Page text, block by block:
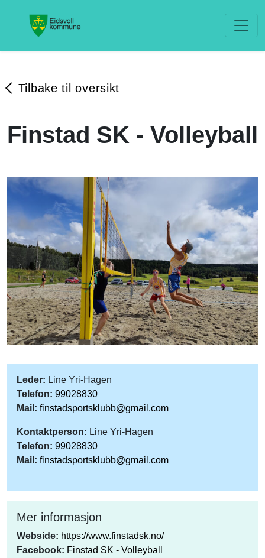
Tilbake til oversikt
Finstad SK - Volleyball
Leder: Line Yri-Hagen
Telefon: 99028830
Mail: finstadsportsklubb@gmail.com
Kontaktperson: Line Yri-Hagen
Telefon: 99028830
Mail: finstadsportsklubb@gmail.com
Mer informasjon
Webside: https://www.finstadsk.no/
Facebook: Finstad SK - Volleyball